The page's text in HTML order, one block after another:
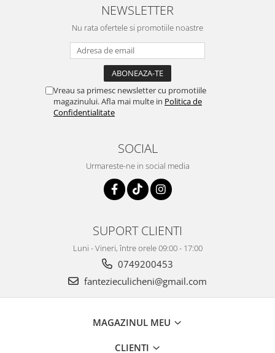
NEWSLETTER
Nu rata ofertele si promotiile noastre
Vreau sa primesc newsletter cu promotiile
magazinului. Afla mai multe in Politica de
Confidentialitate
SOCIAL
Urmareste-ne in social media
SUPORT CLIENTI
Luni - Vineri, între orele 09:00 - 17:00
0749200453
fantezieculicheni@gmail.com
MAGAZINUL MEU
CLIENTI